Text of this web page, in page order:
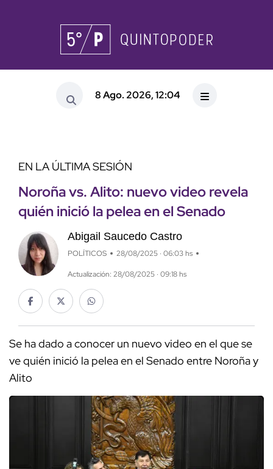
8 Ago. 2026, 12:04
EN LA ÚLTIMA SESIÓN
Noroña vs. Alito: nuevo video revela
quién inició la pelea en el Senado
Abigail Saucedo Castro
POLÍTICOS 28/08/2025 · 06:03 hs
Actualización: 28/08/2025 · 09:18 hs
Se ha dado a conocer un nuevo video en el que se
ve quién inició la pelea en el Senado entre Noroña y
Alito